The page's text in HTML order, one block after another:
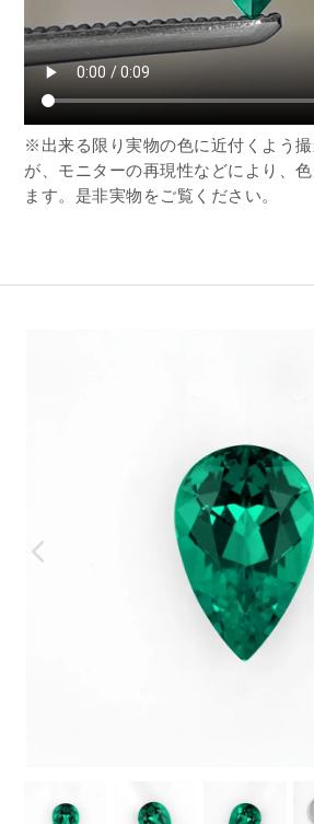
※出来る限り実物の色に近付くよう
が、モニターの再現性などにより、
ます。是非実物をご覧ください。